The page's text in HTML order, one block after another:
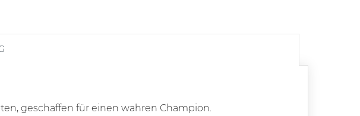
geschaffen für einen wahren Champion.